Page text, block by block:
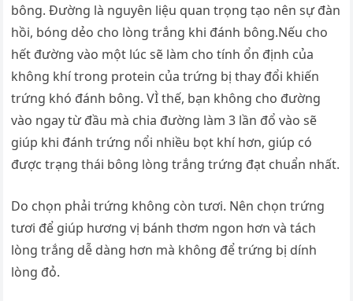
bông. Đường là nguyên liệu quan trọng tạo nên sự đàn
hồi, bóng dẻo cho lòng trắng khi đánh bông.Nếu cho
hết đường vào một lúc sẽ làm cho tính ổn định của
không khí trong protein của trứng bị thay đổi khiến
trứng khó đánh bông. VÌ thế, bạn không cho đường
vào ngay từ đầu mà chia đường làm 3 lần đổ vào sẽ
giúp khi đánh trứng nổi nhiều bọt khí hơn, giúp có
được trạng thái bông lòng trắng trứng đạt chuẩn nhất.
Do chọn phải trứng không còn tươi. Nên chọn trứng
tươi để giúp hương vị bánh thơm ngon hơn và tách
lòng trắng dễ dàng hơn mà không để trứng bị dính
lòng đỏ.